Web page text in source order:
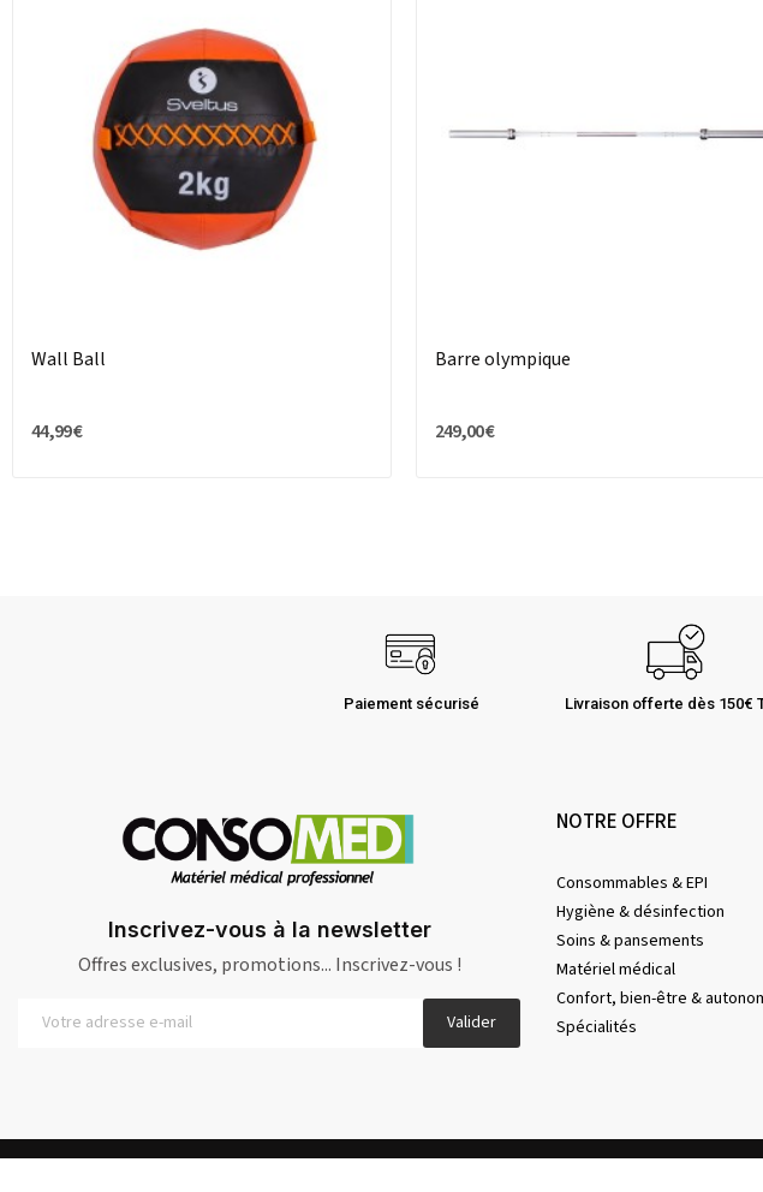
Wall Ball
44,99 €
Barre olympique
249,00 €
Paiement sécurisé Livraison offerte dès 150€
Inscrivez-vous à la newsletter
Offres exclusives, promotions... Inscrivez-vous !
Valider
NOTRE OFFRE
Consommables & EPI
Hygiène & désinfection
Soins & pansements
Matériel médical
Confort, bien-être &
Spécialités